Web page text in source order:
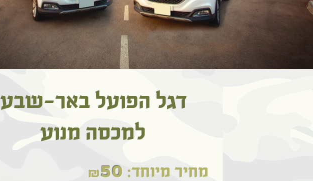
דגל הפועל באר-שבע
למכסה מנוע
₪ מחיר מיוחד: